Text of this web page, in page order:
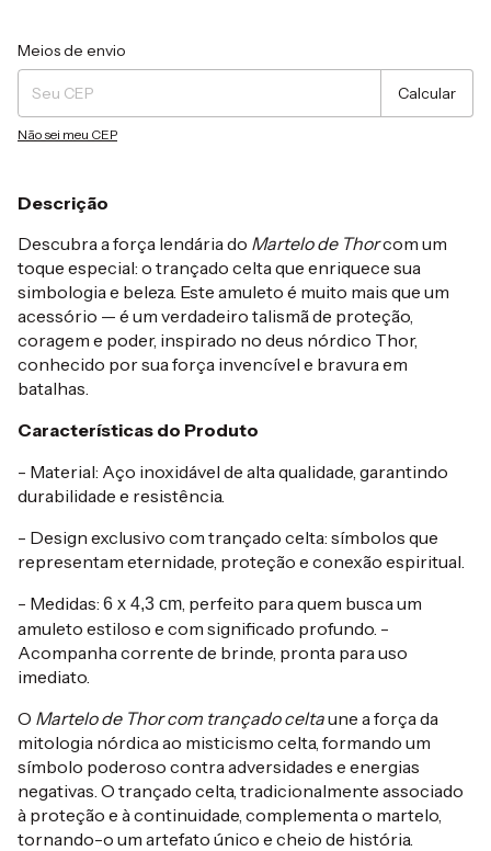
Entregas para o CEP:
Meios de envio
Calcular
Não sei meu CEP
Descrição
Descubra a força lendária do Martelo de Thorcom um
toque especial: o trançado celta que enriquece sua
simbologia e beleza. Este amuleto é muito mais que um
acessório — é um verdadeiro talismã de proteção,
coragem e poder, inspirado no deus nórdico Thor,
conhecido por sua força invencível e bravura em
batalhas.
Características do Produto
- Material: Aço inoxidável de alta qualidade, garantindo
durabilidade e resistência.
- Design exclusivo com trançado celta: símbolos que
representam eternidade, proteção e conexão espiritual.
- Medidas: 6 x 4,3 cm , perfeito para quem busca um
amuleto estiloso e com significado profundo. -
Acompanha corrente de brinde, pronta para uso
imediato.
O Martelo de Thor com trançado celtaune a força da
mitologia nórdica ao misticismo celta, formando um
símbolo poderoso contra adversidades e energias
negativas. O trançado celta, tradicionalmente associado
à proteção e à continuidade, complementa o martelo,
tornando-o um artefato único e cheio de história.